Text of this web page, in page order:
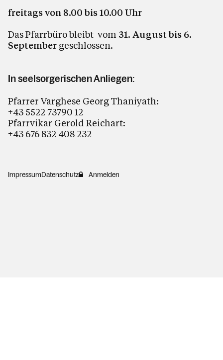
freitags von 8.00 bis 10.00 Uhr
Das Pfarrbüro bleibt vom 31. August bis 6.
September geschlossen.
In seelsorgerischen Anliegen:
Pfarrer Varghese Georg Thaniyath:
+43 5522 73790 12
Pfarrvikar Gerold Reichart:
+43 676 832 408 232
ImpressumDatenschutz Anmelden